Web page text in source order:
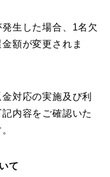
生した場合、1名欠
額が変更されま
対応の実施及び利
内容をご確認いた
て